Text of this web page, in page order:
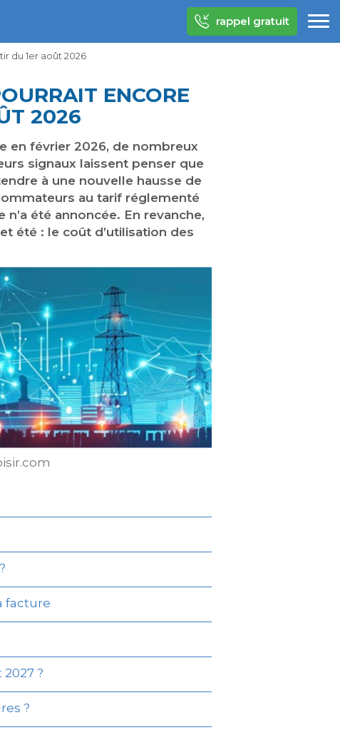
rappel gratuit
du 1er août 2026
ENCORE
2026
en février 2026, de nombreux
signaux laissent penser que
à une nouvelle hausse de
au tarif réglementé
été annoncée. En revanche,
été : le coût d’utilisation des
facture
?
?